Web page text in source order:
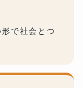
で社会とつ